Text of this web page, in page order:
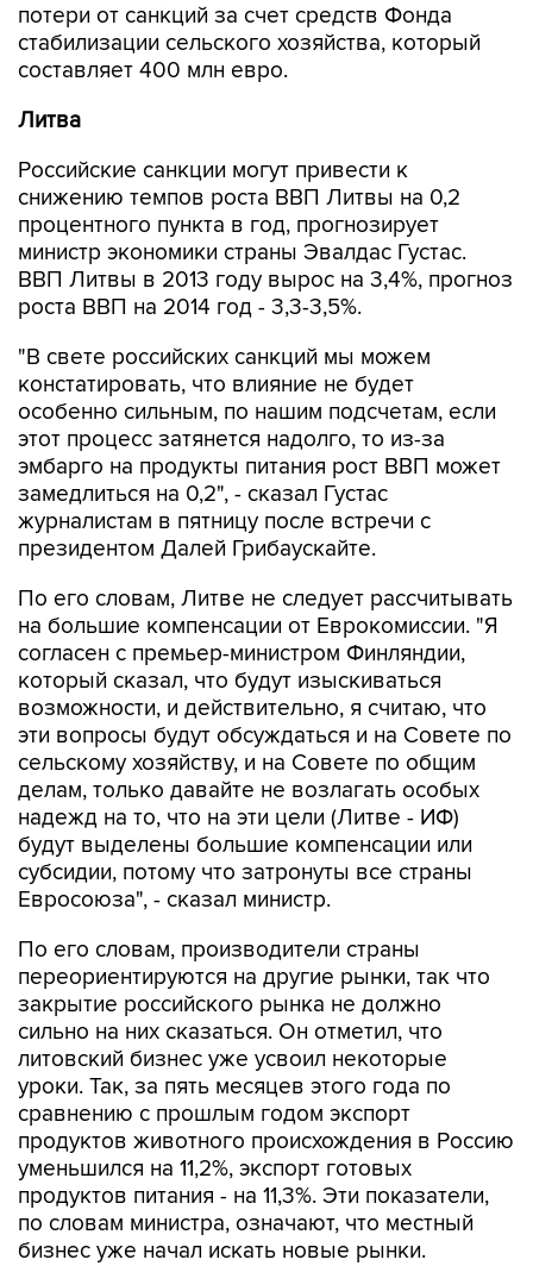
потери от санкций за счет средств Фонда
стабилизации сельского хозяйства, который
составляет 400 млн евро.
Литва
Российские санкции могут привести к
снижению темпов роста ВВП Литвы на 0,2
процентного пункта в год, прогнозирует
министр экономики страны Эвалдас Густас.
ВВП Литвы в 2013 году вырос на 3,4%, прогноз
роста ВВП на 2014 год - 3,3-3,5%.
"В свете российских санкций мы можем
констатировать, что влияние не будет
особенно сильным, по нашим подсчетам, если
этот процесс затянется надолго, то из-за
эмбарго на продукты питания рост ВВП может
замедлиться на 0,2", - сказал Густас
журналистам в пятницу после встречи с
президентом Далей Грибаускайте.
По его словам, Литве не следует рассчитывать
на большие компенсации от Еврокомиссии. "Я
согласен с премьер-министром Финляндии,
который сказал, что будут изыскиваться
возможности, и действительно, я считаю, что
эти вопросы будут обсуждаться и на Совете по
сельскому хозяйству, и на Совете по общим
делам, только давайте не возлагать особых
надежд на то, что на эти цели (Литве - ИФ)
будут выделены большие компенсации или
субсидии, потому что затронуты все страны
Евросоюза", - сказал министр.
По его словам, производители страны
переориентируются на другие рынки, так что
закрытие российского рынка не должно
сильно на них сказаться. Он отметил, что
литовский бизнес уже усвоил некоторые
уроки. Так, за пять месяцев этого года по
сравнению с прошлым годом экспорт
продуктов животного происхождения в Россию
уменьшился на 11,2%, экспорт готовых
продуктов питания - на 11,3%. Эти показатели,
по словам министра, означают, что местный
бизнес уже начал искать новые рынки.